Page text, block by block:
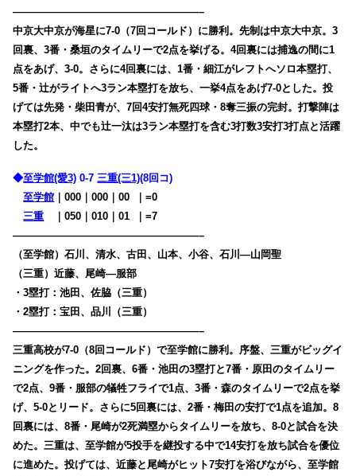
——————————————————–
中京大中京が海星に7-0（7回コールド）に勝利。先制は中京大中京。3
回裏、3番・桑垣のタイムリーで2点を挙げる。4回裏には捕逸の間に1
点をあげ、3-0。さらに4回裏には、1番・細江がレフトへソロ本塁打、
5番・辻がライトへ3ラン本塁打を放ち、一挙4点をあげ7-0とした。投
げては先発・柴田青が、7回4安打無死四球・8奪三振の完封。打撃陣は
本塁打2本、中でも辻一汰は3ラン本塁打を含む3打数3安打3打点と活躍
した。
◆至学館(愛3) 0-7 三重(三1)(8回コ)
至学館 ｜000｜000｜00
｜=0
三重
｜050｜010｜01
｜=7
——————————————————–
（至学館）石川、清水、古田、山本、小谷、石川―山岡聖
（三重）近藤、尾崎―服部
・3塁打：池田、佐脇（三重）
・2塁打：宝田、品川（三重）
——————————————————–
三重高校が7-0（8回コールド）で至学館に勝利。序盤、三重がビッグイ
ニングを作った。2回裏、6番・池田の3塁打と7番・原田のタイムリー
で2点、9番・服部の犠牲フライで1点、3番・森のタイムリーで2点を挙
げ、5-0とリード。さらに5回裏には、2番・梅田の安打で1点を追加。8
回裏には、8番・尾崎が2死満塁からタイムリーを放ち、8-0と試合を決
めた。三重は、至学館が5投手を継投する中で14安打を放ち試合を優位
に進めた。投げては、近藤と尾崎がヒット7安打を浴びながら、至学館